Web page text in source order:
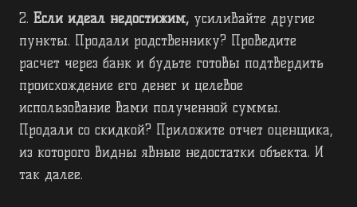
2. Если идеал недостижим, усиливайте другие
пункты. Продали родственнику? Проведите
расчет через банк и будьте готовы подтвердить
происхождение его денег и целевое
использование вами полученной суммы.
Продали со скидкой? Приложите отчет оценщика,
из которого видны явные недостатки объекта. И
так далее.